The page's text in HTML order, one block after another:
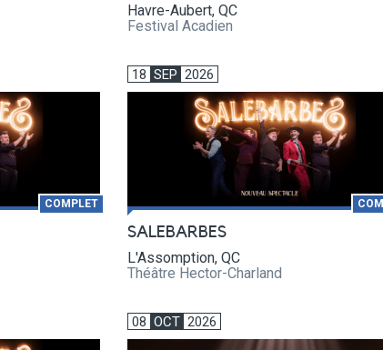
Havre-Aubert, QC
Festival Acadien
COMPLET
18 SEP 2026
SALEBARBES
L'Assomption, QC
Théâtre Hector-Charland
08 OCT 2026